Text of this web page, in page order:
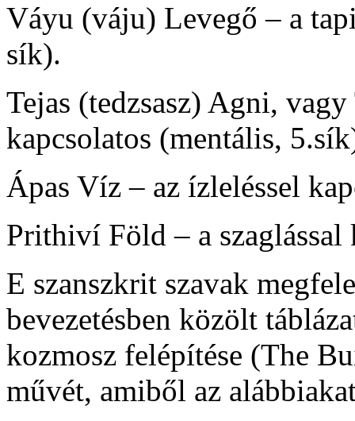
Váyu (váju) Levegő – a
sík).
Tejas (tedzsasz) Agni,
kapcsolatos (mentális,
Ápas Víz – az ízleléssel
Prithiví Föld – a
E szanszkrit szavak
bevezetésben közölt
kozmosz felépítése (The
művét, amiből az